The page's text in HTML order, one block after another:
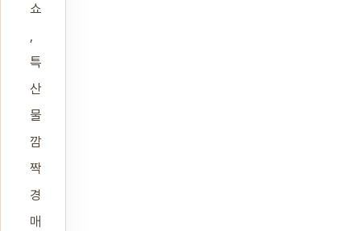
쇼
,
특
산
물
깜
짝
경
매